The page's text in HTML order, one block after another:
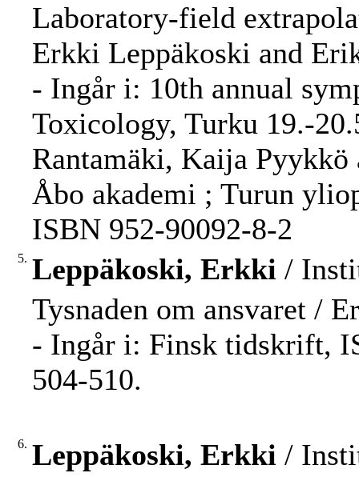
Laboratory-field
Erkki Leppäkoski and
- Ingår i: 10th annual
Toxicology, Turku 19.-
Rantamäki, Kaija
Åbo akademi ; Turun
ISBN 952-90092-8-2
5. Leppäkoski, Erkki /
Tysnaden om ansvaret /
- Ingår i: Finsk tidskrift,
504-510.
6. Leppäkoski, Erkki /